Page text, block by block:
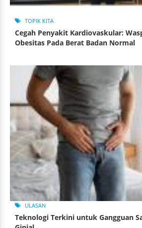
TOPIK KITA
Cegah Penyakit Kardiovaskular:
Obesitas Pada Berat Badan Normal
ULASAN
Teknologi Terkini untuk Gangguan